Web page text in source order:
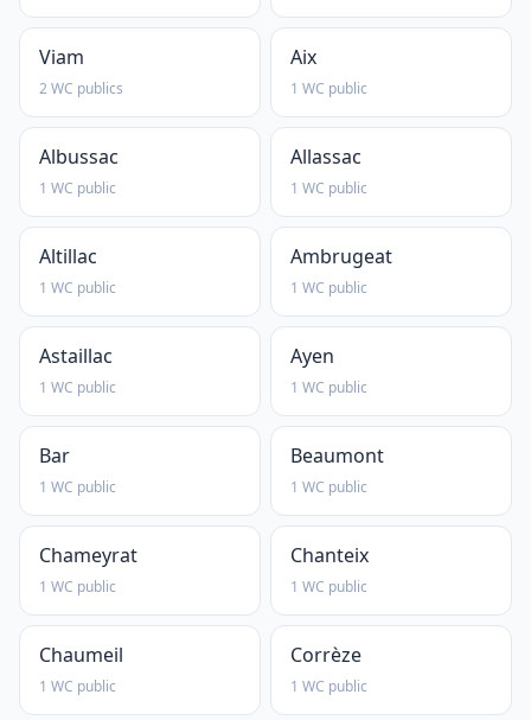
Viam
2 WC publics
Aix
1 WC public
Albussac
1 WC public
Allassac
1 WC public
Altillac
1 WC public
Ambrugeat
1 WC public
Astaillac
1 WC public
Ayen
1 WC public
Bar
1 WC public
Beaumont
1 WC public
Chameyrat
1 WC public
Chanteix
1 WC public
Chaumeil
1 WC public
Corrèze
1 WC public